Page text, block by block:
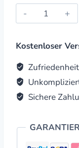
Edelstein
&
quantity
Kostenloser
Sichere